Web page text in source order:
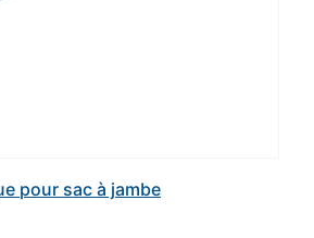
pour sac à jambe